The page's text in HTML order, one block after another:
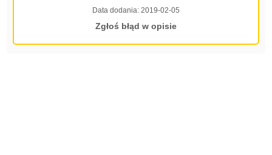
Data dodania: 2019-02-05
Zgłoś błąd w opisie